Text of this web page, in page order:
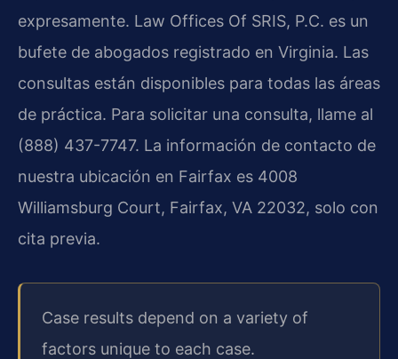
expresamente. Law Offices Of SRIS, P.C. es un
bufete de abogados registrado en Virginia. Las
consultas están disponibles para todas las áreas
de práctica. Para solicitar una consulta, llame al
(888) 437-7747. La información de contacto de
nuestra ubicación en Fairfax es 4008
Williamsburg Court, Fairfax, VA 22032, solo con
cita previa.
Case results depend on a variety of
factors unique to each case.